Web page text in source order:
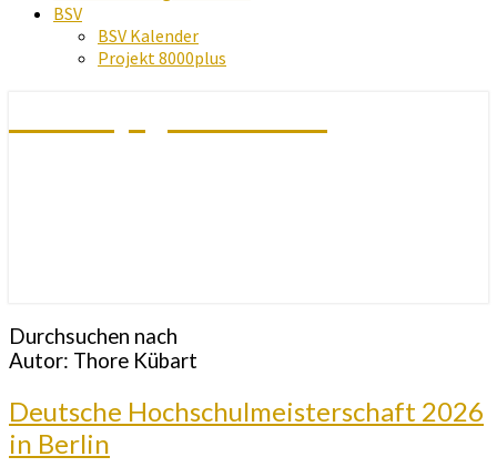
BSV
BSV Kalender
Projekt 8000plus
Durchsuchen nach
Autor: Thore Kübart
Deutsche
Hochschulmeisterschaft
2026
Deutsche Hochschulmeisterschaft 2026
in Berlin